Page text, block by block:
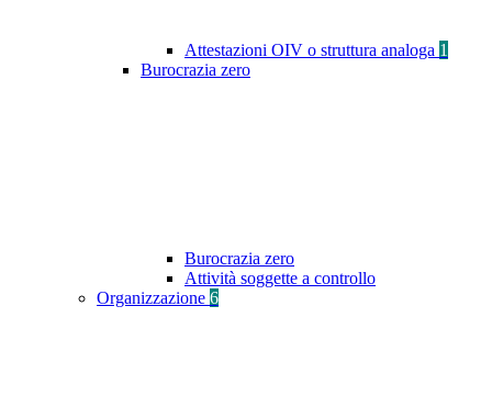
Attestazioni OIV o struttura analoga 1
Burocrazia zero
Burocrazia zero
Attività soggette a controllo
Organizzazione 6